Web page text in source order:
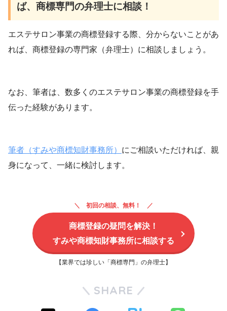
ば、商標専門の弁理士に相談！
エステサロン事業の商標登録する際、分からないことがあ
れば、商標登録の専門家（弁理士）に相談しましょう。
なお、筆者は、数多くのエステサロン事業の商標登録を手
伝った経験があります。
筆者（すみや商標知財事務所） にご相談いただければ、親
身になって、一緒に検討します。
初回の相談、無料！
商標登録の疑問を解決！
すみや商標知財事務所に相談する
【業界では珍しい「商標専門」の弁理士】
SHARE